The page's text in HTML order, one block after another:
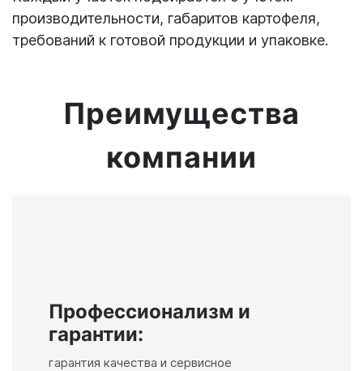
производительности, габаритов картофеля,
требований к готовой продукции и упаковке.
Преимущества
компании
Профессионализм и
гарантии:
гарантия качества и сервисное